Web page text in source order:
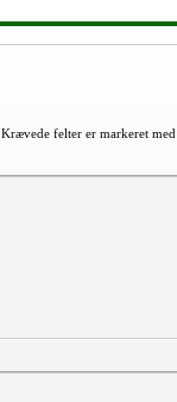
Krævede felter er markeret